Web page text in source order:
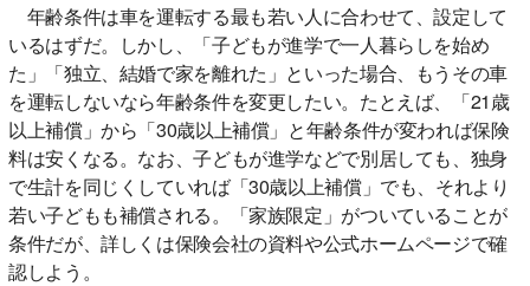
年齢条件は車を運転する最も若い人に合わせて、設定して
いるはずだ。しかし、「子どもが進学で一人暮らしを始め
た」「独立、結婚で家を離れた」といった場合、もうその車
を運転しないなら年齢条件を変更したい。たとえば、「21歳
以上補償」から「30歳以上補償」と年齢条件が変われば保険
料は安くなる。なお、子どもが進学などで別居しても、独身
で生計を同じくしていれば「30歳以上補償」でも、それより
若い子どもも補償される。「家族限定」がついていることが
条件だが、詳しくは保険会社の資料や公式ホームページで確
認しよう。